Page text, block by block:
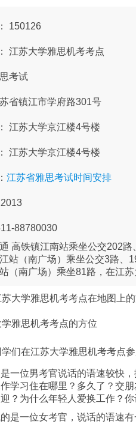
150126
江苏大学雅思机考考点
考试
省镇江市学府路301号
江苏大学京江楼4号楼
江苏大学京江楼4号楼
江苏省雅思考试时间安排
88780030
高铁镇江南站乘坐公交202
站（南广场）乘坐公交3路、
（南广场）乘坐81路，在江
大学雅思机考考点在地图上
们在江苏大学雅思机考考点
一位男考官说话的语速较快
学习住在哪里？多久了？交
？为什么年轻人爱换工作？
是一位女考官，说话的语速